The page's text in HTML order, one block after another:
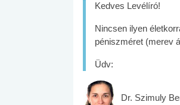
Kedves Levélíró!
Nincsen ilyen
péniszméret (merev
Üdv:
Dr. Szimuly